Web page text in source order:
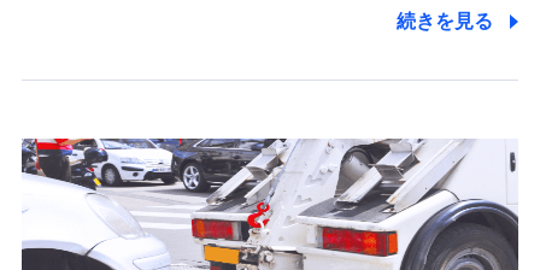
7.社員（従業者）の個人情報
人事･勤怠･健康・労務等の管理、給与支給、福利厚生・採用
退職関連処理等の各種手続きのため、当社と従業員または従
業員同士の連絡のため
続きを見る